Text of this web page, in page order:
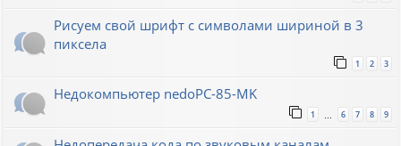
Рисуем свой шрифт с символами шириной в 3
пиксела
1 2 3
Недокомпьютер nedoPC-85-MK
1 6 7 8 9